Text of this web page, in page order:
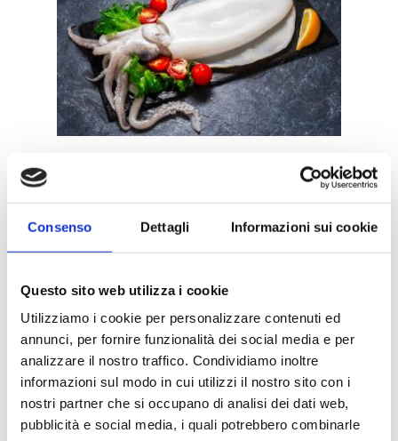
Consenso Dettagli Informazioni sui cookie
Questo sito web utilizza i cookie
Utilizziamo i cookie per personalizzare contenuti ed
annunci, per fornire funzionalità dei social media e per
analizzare il nostro traffico. Condividiamo inoltre
informazioni sul modo in cui utilizzi il nostro sito con i
nostri partner che si occupano di analisi dei dati web,
pubblicità e social media, i quali potrebbero combinarle
In questo articolo abbiamo
usato
sottovuoto SALVASPESA